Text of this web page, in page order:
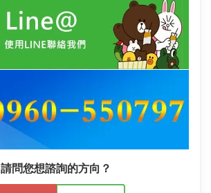
請問您想諮詢的方向？